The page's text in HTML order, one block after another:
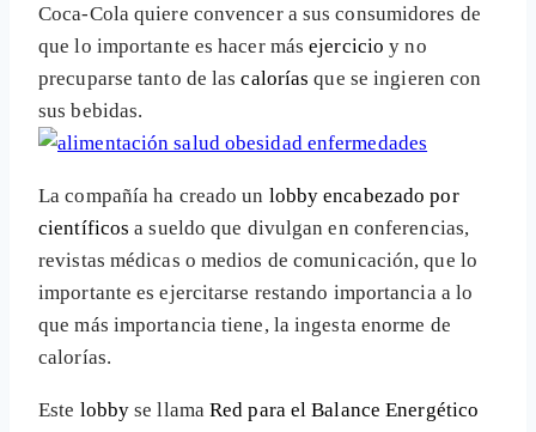
Coca-Cola quiere convencer a sus consumidores de
que lo importante es hacer másejercicio y no
precuparse tanto de lascalorías que se ingieren con
sus bebidas.
La compañía ha creado un lobby encabezado por
científicos a sueldo que divulgan en conferencias,
revistas médicas o medios de comunicación, que lo
importante es ejercitarse restando importancia a lo
que más importancia tiene, la ingesta enorme de
calorías.
Este lobby se llamaRed para el Balance Energético